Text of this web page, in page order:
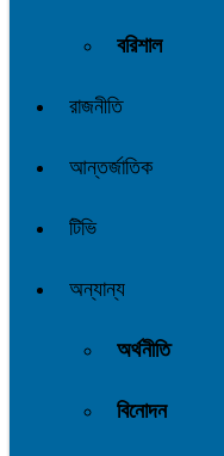
বরিশাল
রাজনীতি
আন্তর্জাতিক
টিভি
অন্যান্য
অর্থনীতি
বিনোদন